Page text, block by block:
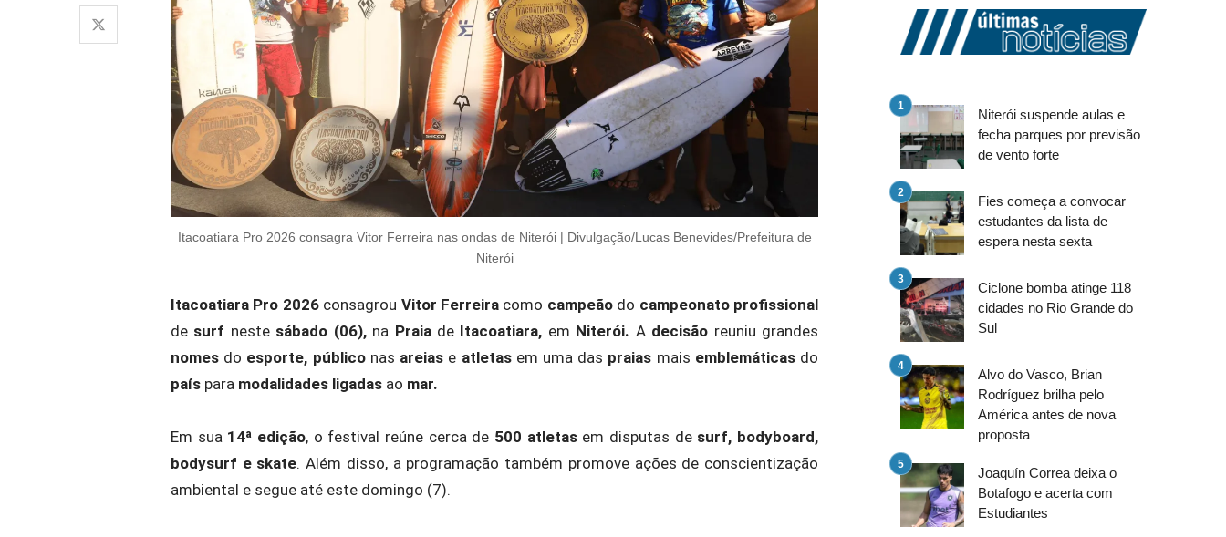
Itacoatiara Pro 2026 consagra Vitor Ferreira nas ondas de Niterói | Divulgação/Lucas Benevides/Prefeitura de
Niterói
Itacoatiara Pro 2026consagrou Vitor Ferreira como campeãodo campeonato profissional
de surf neste sábado (06),na Praiade Itacoatiara, em Niterói. A decisão reuniu grandes
nomes do esporte, públiconas areias e atletasem uma das praias mais emblemáticasdo
país para modalidades ligadas ao mar.
Em sua 14ª edição, o festival reúne cerca de 500 atletasem disputas de surf, bodyboard,
bodysurf e skate. Além disso, a programação também promove ações de conscientização
ambiental e segue até este domingo (7).
Niterói suspende aulas e
fecha parques por previsão
de vento forte
Fies começa a convocar
estudantes da lista de
espera nesta sexta
Ciclone bomba atinge 118
cidades no Rio Grande do
Sul
Alvo do Vasco, Brian
Rodríguez brilha pelo
América antes de nova
proposta
Joaquín Correa deixa o
Botafogo e acerta com
Estudiantes